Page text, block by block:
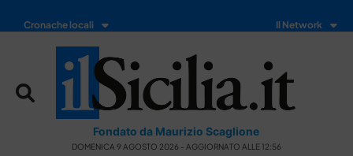
Cronache locali Il Network
Fondato da Maurizio Scaglione
DOMENICA 9 AGOSTO 2026 - AGGIORNATO ALLE 12:56